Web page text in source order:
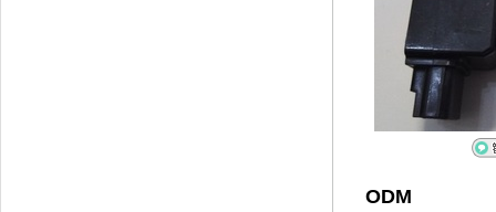
ODM